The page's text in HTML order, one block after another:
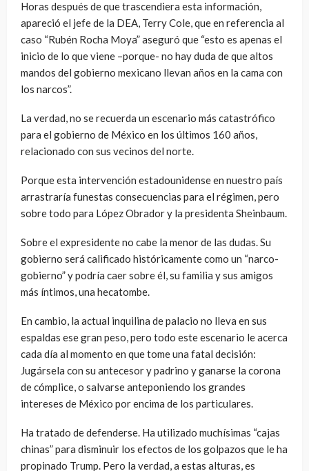
Horas después de que trascendiera esta información,
apareció el jefe de la DEA, Terry Cole, que en referencia al
caso “Rubén Rocha Moya” aseguró que “esto es apenas el
inicio de lo que viene –porque- no hay duda de que altos
mandos del gobierno mexicano llevan años en la cama con
los narcos”.
La verdad, no se recuerda un escenario más catastrófico
para el gobierno de México en los últimos 160 años,
relacionado con sus vecinos del norte.
Porque esta intervención estadounidense en nuestro país
arrastraría funestas consecuencias para el régimen, pero
sobre todo para López Obrador y la presidenta Sheinbaum.
Sobre el expresidente no cabe la menor de las dudas. Su
gobierno será calificado históricamente como un “narco-
gobierno” y podría caer sobre él, su familia y sus amigos
más íntimos, una hecatombe.
En cambio, la actual inquilina de palacio no lleva en sus
espaldas ese gran peso, pero todo este escenario le acerca
cada día al momento en que tome una fatal decisión:
Jugársela con su antecesor y padrino y ganarse la corona
de cómplice, o salvarse anteponiendo los grandes
intereses de México por encima de los particulares.
Ha tratado de defenderse. Ha utilizado muchísimas “cajas
chinas” para disminuir los efectos de los golpazos que le ha
propinado Trump. Pero la verdad, a estas alturas, es